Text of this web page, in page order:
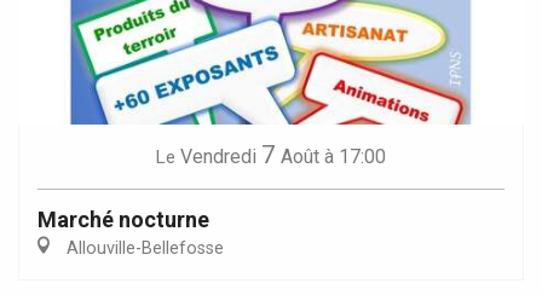
Le Vendredi 7 Août à 17:00
Marché nocturne
Allouville-Bellefosse